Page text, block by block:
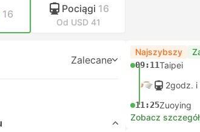
16 Pociągi 16
Od USD 41
Zalecane
Najszybszy
09:11Taipei
2godz. i
11:25Zuoying
Zobacz